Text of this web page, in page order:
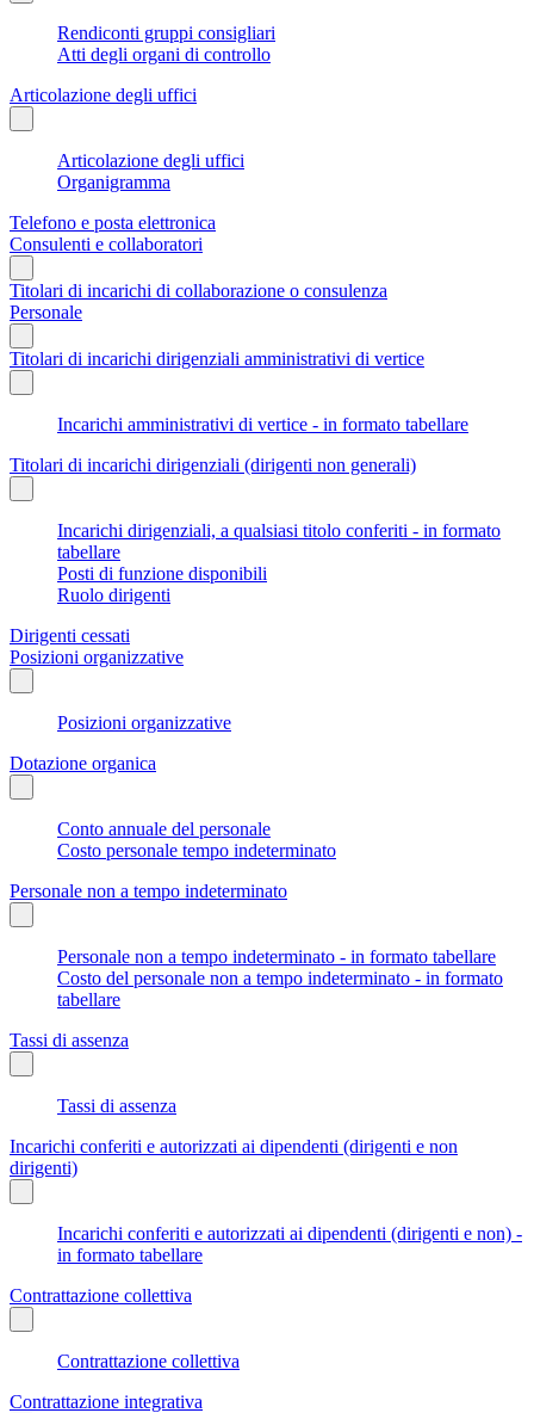
Rendiconti gruppi consigliari
Atti degli organi di controllo
Articolazione degli uffici
Articolazione degli uffici
Organigramma
Telefono e posta elettronica
Consulenti e collaboratori
Titolari di incarichi di collaborazione o consulenza
Personale
Titolari di incarichi dirigenziali amministrativi di vertice
Incarichi amministrativi di vertice - in formato tabellare
Titolari di incarichi dirigenziali (dirigenti non generali)
Incarichi dirigenziali, a qualsiasi titolo conferiti - in formato
tabellare
Posti di funzione disponibili
Ruolo dirigenti
Dirigenti cessati
Posizioni organizzative
Posizioni organizzative
Dotazione organica
Conto annuale del personale
Costo personale tempo indeterminato
Personale non a tempo indeterminato
Personale non a tempo indeterminato - in formato tabellare
Costo del personale non a tempo indeterminato - in formato
tabellare
Tassi di assenza
Tassi di assenza
Incarichi conferiti e autorizzati ai dipendenti (dirigenti e non
dirigenti)
Incarichi conferiti e autorizzati ai dipendenti (dirigenti e non) -
in formato tabellare
Contrattazione collettiva
Contrattazione collettiva
Contrattazione integrativa